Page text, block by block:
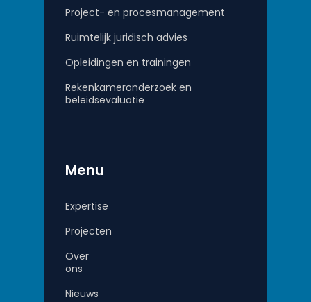
Project- en procesmanagement
Ruimtelijk juridisch advies
Opleidingen en trainingen
Rekenkameronderzoek en
beleidsevaluatie
Menu
Expertise
Projecten
Over
ons
Nieuws